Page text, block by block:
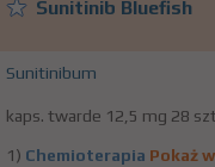
Sunitinib Bluefish
Sunitinibum
kaps. twarde 12,5 mg 28
1) Chemioterapia Pokaż